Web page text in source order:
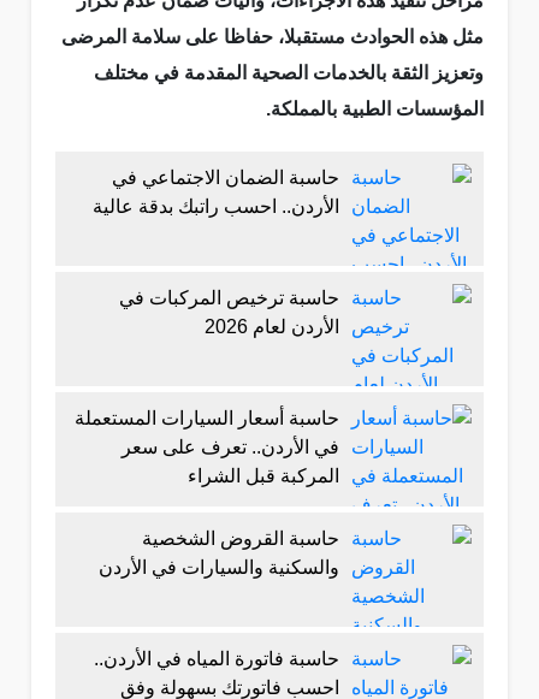
مثل هذه الحوادث مستقبلا، حفاظا على سلامة المرضى
وتعزيز الثقة بالخدمات الصحية المقدمة في مختلف
المؤسسات الطبية بالمملكة.
حاسبة الضمان الاجتماعي في
الأردن.. احسب راتبك بدقة عالية
حاسبة ترخيص المركبات في
الأردن لعام 2026
حاسبة أسعار السيارات المستعملة
في الأردن.. تعرف على سعر
المركبة قبل الشراء
حاسبة القروض الشخصية
والسكنية والسيارات في الأردن
حاسبة فاتورة المياه في الأردن..
احسب فاتورتك بسهولة وفق